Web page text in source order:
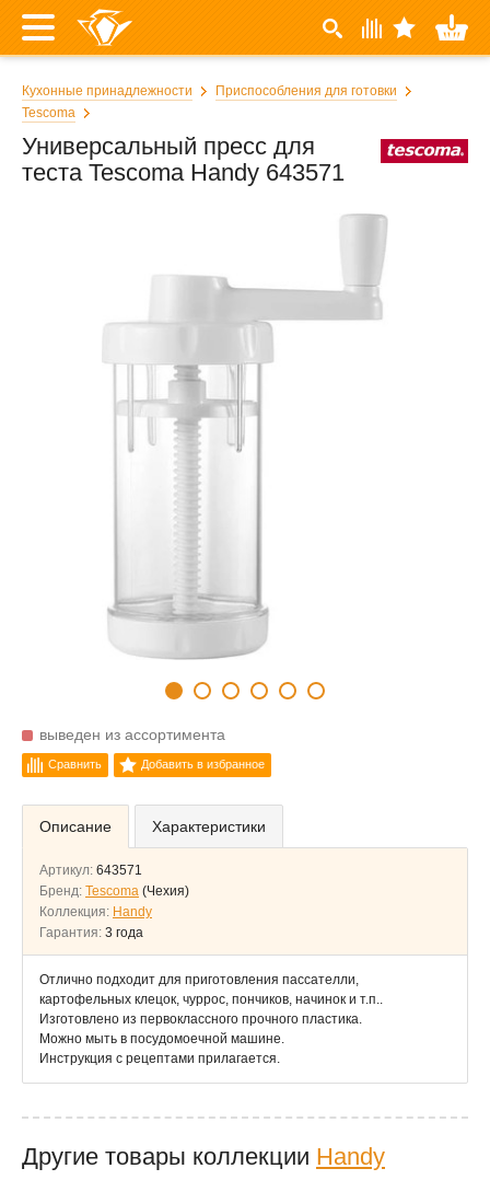
Кухонные принадлежности
Приспособления для готовки
Tescoma
Универсальный пресс для
теста Tescoma Handy 643571
выведен из ассортимента
Сравнить Добавить в избранное
Описание Характеристики
Артикул: 643571
Бренд: Tescoma (Чехия)
Коллекция: Handy
Гарантия: 3 года
Отлично подходит для приготовления пассателли,
картофельных клецок, чуррос, пончиков, начинок и т.п..
Изготовлено из первоклассного прочного пластика.
Можно мыть в посудомоечной машине.
Инструкция с рецептами прилагается.
Другие товары коллекции Handy